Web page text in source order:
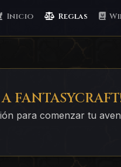
Inicio Reglas
para comenzar tu